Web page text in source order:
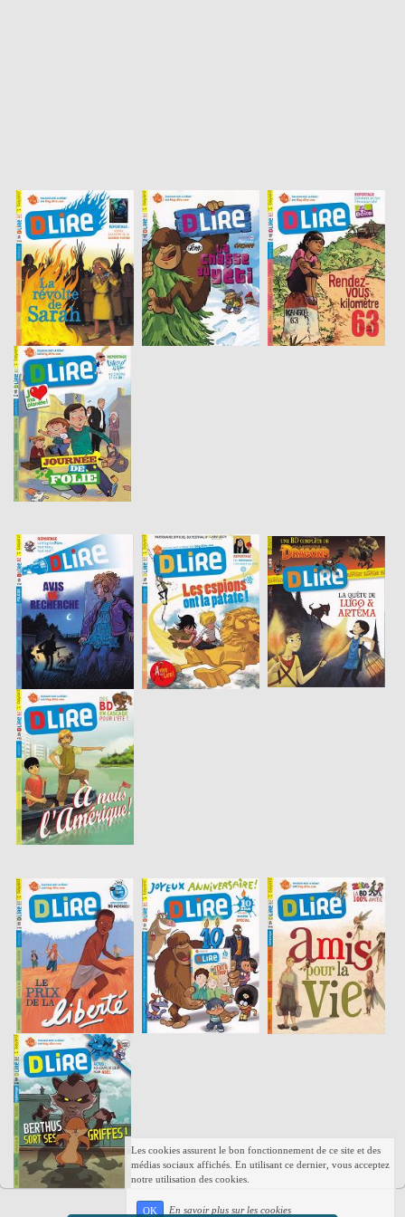
Les cookies assurent le bon fonctionnement de ce site et des
médias sociaux affichés. En utilisant ce dernier, vous acceptez
notre utilisation des cookies.
OK En savoir plus sur les cookies